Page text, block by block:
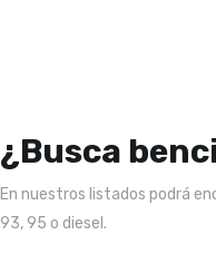
¿Busca
En nuestros listados podrá
93, 95 o diesel.